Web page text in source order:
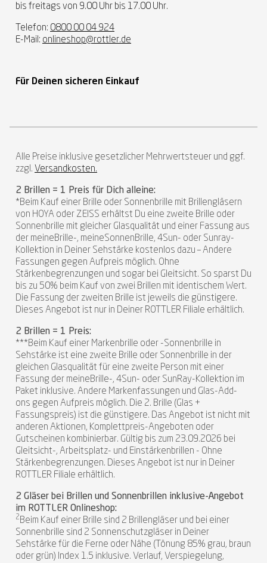
bis freitags von 9.00 Uhr bis 17.00 Uhr.
Telefon: 0800 00 04 924
E-Mail: onlineshop@rottler.de
Für Deinen sicheren Einkauf
Alle Preise inklusive gesetzlicher Mehrwertsteuer und ggf.
zzgl. Versandkosten.
2 Brillen = 1 Preis für Dich alleine:
*Beim Kauf einer Brille oder Sonnenbrille mit Brillengläsern
von HOYA oder ZEISS erhältst Du eine zweite Brille oder
Sonnenbrille mit gleicher Glasqualität und einer Fassung aus
der meineBrille-, meineSonnenBrille, 4Sun- oder Sunray-
Kollektion in Deiner Sehstärke kostenlos dazu – Andere
Fassungen gegen Aufpreis möglich. Ohne
Stärkenbegrenzungen und sogar bei Gleitsicht. So sparst Du
bis zu 50% beim Kauf von zwei Brillen mit identischem Wert.
Die Fassung der zweiten Brille ist jeweils die günstigere.
Dieses Angebot ist nur in Deiner ROTTLER Filiale erhältlich.
2 Brillen = 1 Preis:
***Beim Kauf einer Markenbrille oder -Sonnenbrille in
Sehstärke ist eine zweite Brille oder Sonnenbrille in der
gleichen Glasqualität für eine zweite Person mit einer
Fassung der meineBrille-, 4Sun- oder SunRay-Kollektion im
Paket inklusive. Andere Markenfassungen und Glas-Add-
ons gegen Aufpreis möglich. Die 2. Brille (Glas +
Fassungspreis) ist die günstigere. Das Angebot ist nicht mit
anderen Aktionen, Komplettpreis-Angeboten oder
Gutscheinen kombinierbar. Gültig bis zum 23.09.2026 bei
Gleitsicht-, Arbeitsplatz- und Einstärkenbrillen - Ohne
Stärkenbegrenzungen. Dieses Angebot ist nur in Deiner
ROTTLER Filiale erhältlich.
2 Gläser bei Brillen und Sonnenbrillen inklusive-Angebot
im ROTTLER Onlineshop:
2 Beim Kauf einer Brille sind 2 Brillengläser und bei einer
Sonnenbrille sind 2 Sonnenschutzgläser in Deiner
Sehstärke für die Ferne oder Nähe (Tönung 85% grau, braun
oder grün) Index 1.5 inklusive. Verlauf, Verspiegelung,